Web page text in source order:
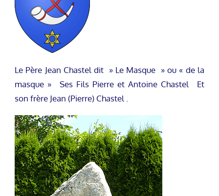
Le Père Jean Chastel dit » Le Masque » ou « de la
masque » Ses Fils Pierre et Antoine Chastel Et
son frère Jean (Pierre) Chastel .